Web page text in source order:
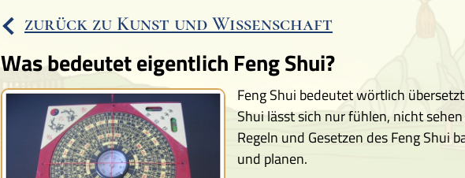
zurück zu Kunst und Wissenschaft
Was bedeutet eigentlich Feng Shui?
Feng Shui bedeutet wörtlich
Shui lässt sich nur fühlen, nicht
Regeln und Gesetzen des Feng Shui
und planen.